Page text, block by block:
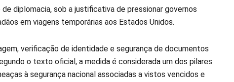
diplomacia, sob a justificativa de pressionar governos
em viagens temporárias aos Estados Unidos.
verificação de identidade e segurança de documentos
o texto oficial, a medida é considerada um dos pilares
à segurança nacional associadas a vistos vencidos e